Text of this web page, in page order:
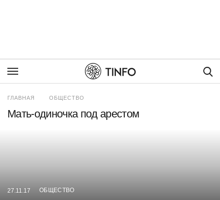
ГЛАВНАЯ ОБЩЕСТВО
Мать-одиночка под арестом
27.11.17 ОБЩЕСТВО